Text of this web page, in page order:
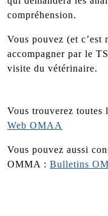
compréhension.
Vous pouvez (et c’est
accompagner par le
visite du vétérinaire.
Vous trouverez toutes
Web OMAA
Vous pouvez aussi
OMMA : Bulletins